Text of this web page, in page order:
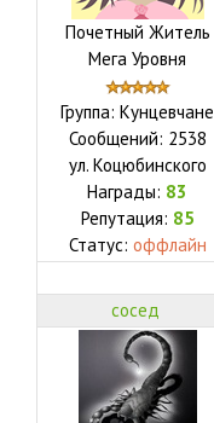
Почетный Житель
Мега Уровня
Группа: Кунцевчане
Сообщений: 2538
ул. Коцюбинского
Награды: 83
Репутация: 85
Статус: оффлайн
сосед